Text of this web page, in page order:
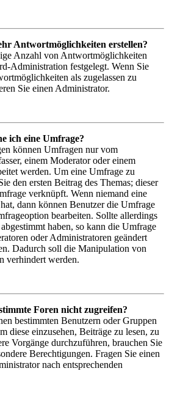
Antwortmöglichkeiten erstellen?
Anzahl von Antwortmöglichkeiten
Administration festgelegt. Wenn Sie
als zugelassen zu
Sie einen Administrator.
ich eine Umfrage?
können Umfragen nur vom
einem Moderator oder einem
werden. Um eine Umfrage zu
den ersten Beitrag des Themas; dieser
verknüpft. Wenn niemand eine
dann können Benutzer die Umfrage
bearbeiten. Sollte allerdings
haben, so kann die Umfrage
oder Administratoren geändert
Dadurch soll die Manipulation von
verhindert werden.
Foren nicht zugreifen?
bestimmten Benutzern oder Gruppen
diese einzusehen, Beiträge zu lesen, zu
Vorgänge durchzuführen, brauchen Sie
Berechtigungen. Fragen Sie einen
nach entsprechenden